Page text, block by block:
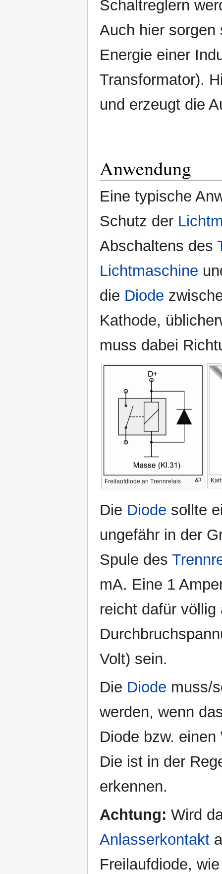
Schaltreglern
Auch hier sorgen
Energie einer
Transformator).
und erzeugt die
Anwendung
Eine typische
Schutz der
Abschaltens des
Lichtmaschine
die Diode
Kathode,
muss dabei
Freilaufdiode an Trennrelais
Die Diode sollte
ungefähr in der
Spule des
mA. Eine 1
reicht dafür
Volt) sein.
Die Diode muss/
werden, wenn
Diode bzw.
Die ist in der
erkennen.
Achtung: Wird
Anlasserkontakt
Freilaufdiode,